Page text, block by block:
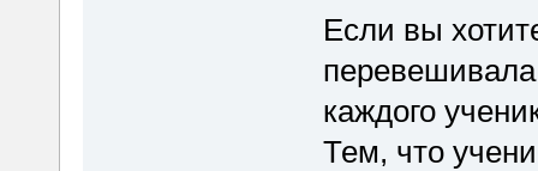
Если вы
каждого
Тем, что